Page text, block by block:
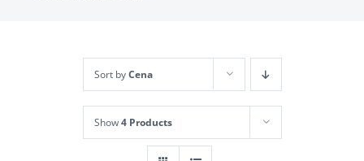
Sort byCena
Show4 Products